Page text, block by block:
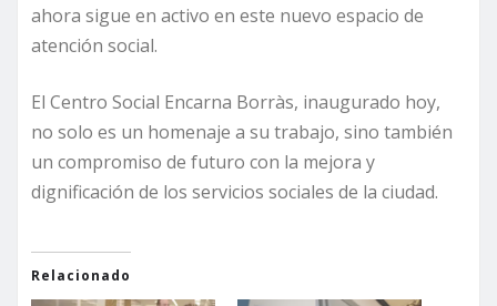
ahora sigue en activo en este nuevo espacio de
atención social.
El Centro Social Encarna Borràs, inaugurado hoy,
no solo es un homenaje a su trabajo, sino también
un compromiso de futuro con la mejora y
dignificación de los servicios sociales de la ciudad.
Relacionado